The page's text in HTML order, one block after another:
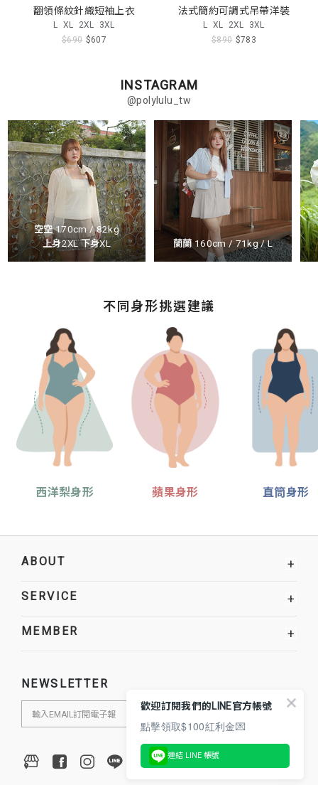
翻領條紋針織短袖上衣
L XL 2XL 3XL
$690 $607
法式簡約可調式吊帶洋裝
L XL 2XL 3XL
$890 $783
INSTAGRAM
@polylulu_tw
空空 170cm / 82kg
上身2XL 下身XL
蘭蘭 160cm / 71kg / L
不同身形挑選建議
西洋梨身形 蘋果身形 直筒身形
ABOUT +
SERVICE +
MEMBER +
NEWSLETTER
歡迎訂閱我們的LINE官方帳號
點擊領取$100紅利金💌
連結 LINE 帳號